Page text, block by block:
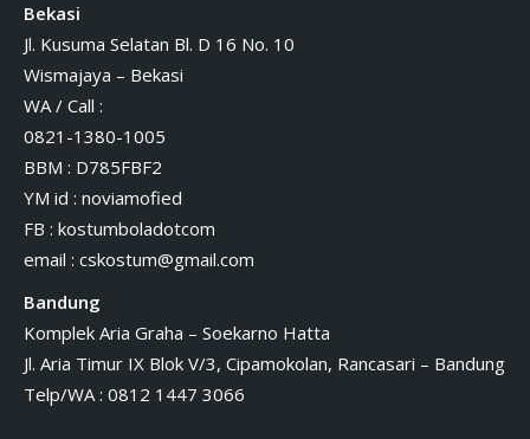
Bekasi
Jl. Kusuma Selatan Bl. D 16 No. 10
Wismajaya – Bekasi
WA / Call :
0821-1380-1005
BBM : D785FBF2
YM id : noviamofied
FB : kostumboladotcom
email : cskostum@gmail.com
Bandung
Komplek Aria Graha – Soekarno Hatta
Jl. Aria Timur IX Blok V/3, Cipamokolan, Rancasari – Bandung
Telp/WA : 0812 1447 3066